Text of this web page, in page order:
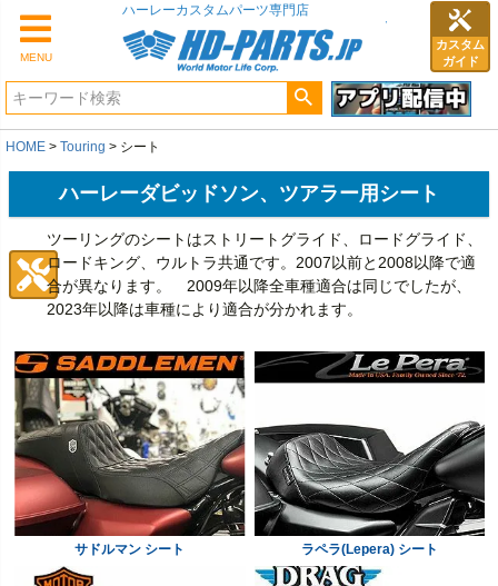
MENU
カスタム
ガイド
HOME Touring シート
ハーレーダビッドソン、ツアラー用シート
ツーリングのシートはストリートグライド、ロードグライド、
ロードキング、ウルトラ共通です。2007以前と2008以降で適
合が異なります。 2009年以降全車種適合は同じでしたが、
2023年以降は車種により適合が分かれます。
サドルマン シート ラペラ(Lepera) シート